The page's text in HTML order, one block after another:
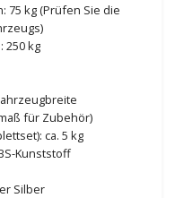
75 kg (Prüfen Sie die
250 kg
für Zubehör)
ca. 5 kg
Kunststoff
Silber